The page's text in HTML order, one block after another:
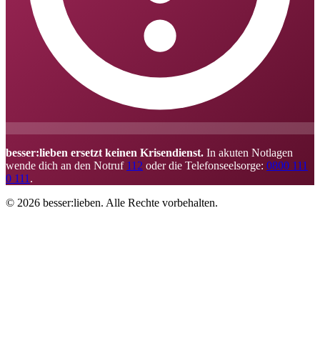
besser:lieben ersetzt keinen Krisendienst. In akuten Notlagen
wende dich an den Notruf 112 oder die Telefonseelsorge: 0800 111
0 111.
© 2026 besser:lieben. Alle Rechte vorbehalten.